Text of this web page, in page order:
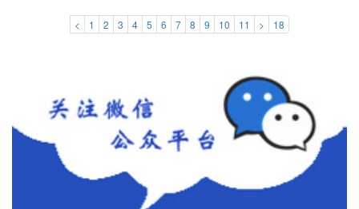
< 1 2 3 4 5 6 7 8 9 10 11 > 18